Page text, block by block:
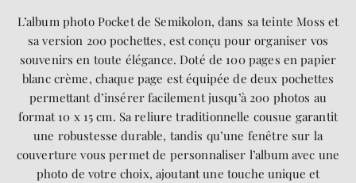
L’album photo Pocket de Semikolon, dans sa teinte Moss et
sa version 200 pochettes, est conçu pour organiser vos
souvenirs en toute élégance. Doté de 100 pages en papier
blanc crème, chaque page est équipée de deux pochettes
permettant d’insérer facilement jusqu’à 200 photos au
format 10 x 15 cm. Sa reliure traditionnelle cousue garantit
une robustesse durable, tandis qu’une fenêtre sur la
couverture vous permet de personnaliser l’album avec une
photo de votre choix, ajoutant une touche unique et